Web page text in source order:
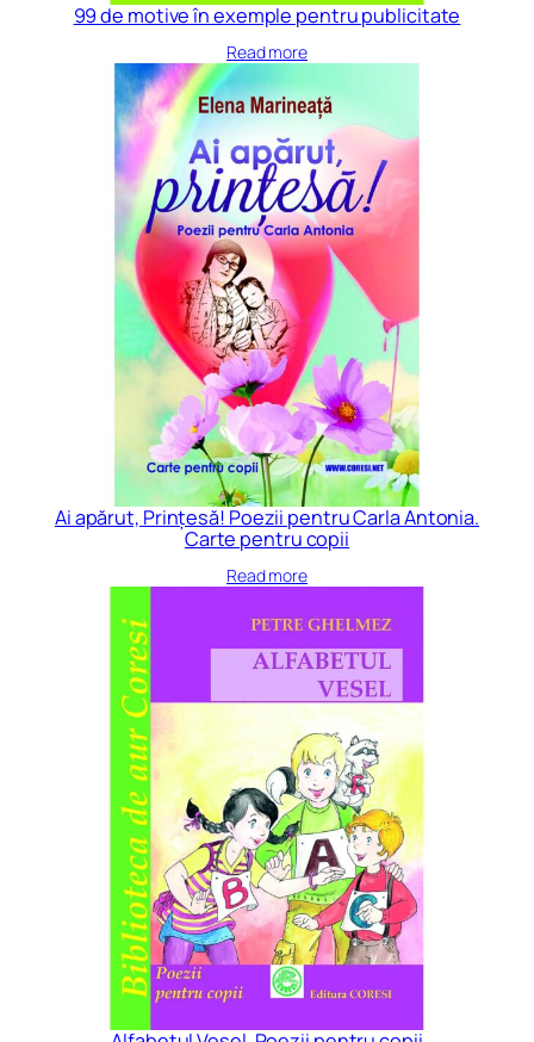
99 de motive în exemple pentru publicitate
Read more
Ai apărut, Prințesă! Poezii pentru Carla Antonia.
Carte pentru copii
Read more